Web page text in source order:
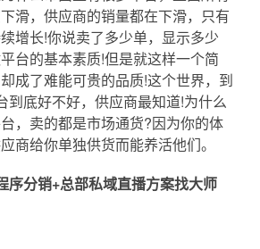
滑，供应商的销量都在下滑，只有
增长!你说卖了多少单，显示多少
台的基本素质!但是就这样一个简
成了难能可贵的品质!这个世界，到
到底好不好，供应商最知道!为什么
，卖的都是市场通货?因为你的体
商给你单独供货而能养活他们。
分销+总部私域直播方案找大师